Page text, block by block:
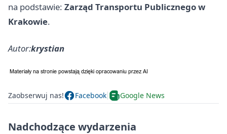
na podstawie: Zarząd Transportu Publicznego w
Krakowie.
Autor:krystian
Zaobserwuj nas! Facebook Google News
Nadchodzące wydarzenia